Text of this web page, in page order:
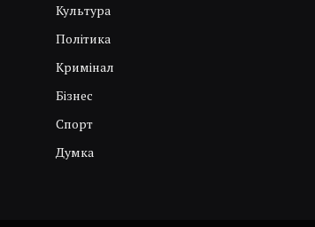
Культура
Політика
Кримінал
Бізнес
Спорт
Думка